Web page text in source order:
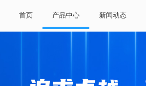
首页 产品中心 新闻动态